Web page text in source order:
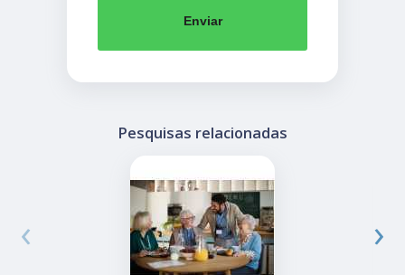
Enviar
Pesquisas relacionadas
‹ ›